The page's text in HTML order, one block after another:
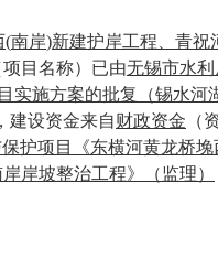
(南岸)新建护岸工程、青祝
项目名称）已由无锡市水利
施方案的批复（锡水河
，建设资金来自财政资金 （
护项目《东横河黄龙桥堍
岸坡整治工程》（监理）